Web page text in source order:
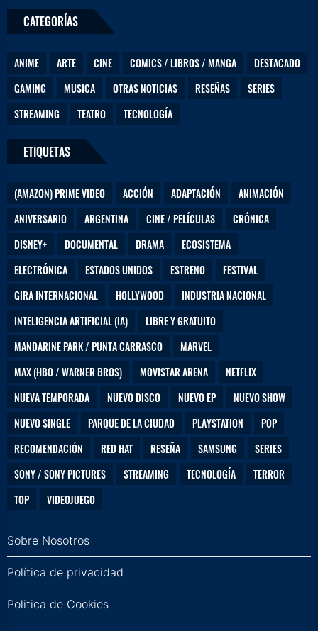
D
j
CATEGORÍAS
ANIME ARTE CINE COMICS / LIBROS / MANGA
DESTACADO
GAMING
MUSICA OTRAS NOTICIAS RESEÑAS
SERIES
STREAMING
TEATRO TECNOLOGÍA
ETIQUETAS
(AMAZON) PRIME VIDEO ACCIÓN ADAPTACIÓN
ANIMACIÓN
ANIVERSARIO
ARGENTINA CINE / PELÍCULAS
CRÓNICA
DISNEY+
DOCUMENTAL DRAMA
ECOSISTEMA
ELECTRÓNICA
ESTADOS UNIDOS ESTRENO
FESTIVAL
GIRA INTERNACIONAL
HOLLYWOOD
INDUSTRIA NACIONAL
INTELIGENCIA ARTIFICIAL (IA)
LIBRE Y GRATUITO
MANDARINE PARK / PUNTA CARRASCO
MARVEL
MAX (HBO / WARNER BROS)
MOVISTAR ARENA
NETFLIX
NUEVA TEMPORADA
NUEVO DISCO NUEVO EP
NUEVO SHOW
NUEVO SINGLE
PARQUE DE LA CIUDAD PLAYSTATION
POP
RECOMENDACIÓN
RED HAT RESEÑA SAMSUNG
SERIES
SONY / SONY PICTURES
STREAMING TECNOLOGÍA
TERROR
TOP
VIDEOJUEGO
Sobre Nosotros
Política de privacidad
Politica de Cookies